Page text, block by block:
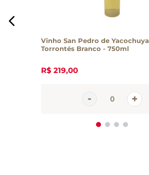
Vinho San Pedro de Yacochuya
Torrontés Branco - 750ml
R$ 219,00